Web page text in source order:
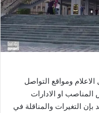
ومواقع التواصل
او الادارات
التغيرات والمناقلة في